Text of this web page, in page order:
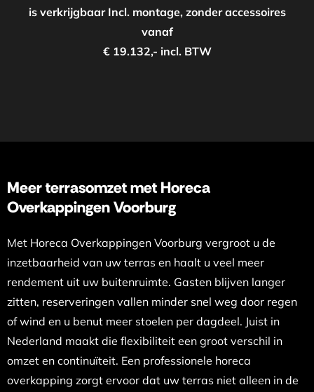
is verkrijgbaar Incl. montage, zonder accessoires
vanaf
€ 19.132,- incl. BTW
Meer terrasomzet met Horeca
Overkappingen Voorburg
Met Horeca Overkappingen Voorburg vergroot u de
inzetbaarheid van uw terras en haalt u veel meer
rendement uit uw buitenruimte. Gasten blijven langer
zitten, reserveringen vallen minder snel weg door regen
of wind en u benut meer stoelen per dagdeel. Juist in
Nederland maakt die flexibiliteit een groot verschil in
omzet en continuïteit. Een professionele horeca
overkapping zorgt ervoor dat uw terras niet alleen in de